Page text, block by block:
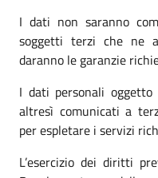
I dati non saranno
soggetti terzi che ne
daranno le garanzie
I dati personali
altresì comunicati a
per espletare i servizi
L’esercizio dei diritti